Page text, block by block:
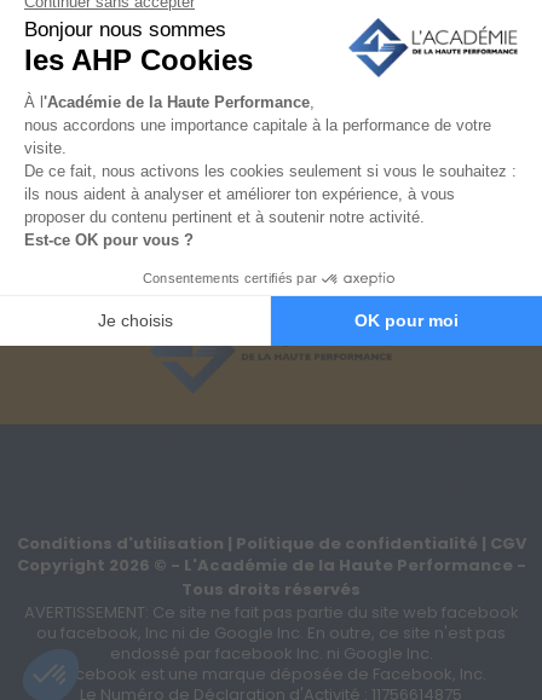
2 - Modes de paiement
Paiement 100% sécurisé
3 - Votre commande
Conditions d'utilisation | Politique de confidentialité | CGV
Copyright 2026 © - L'Académie de la Haute Performance -
Tous droits réservés
AVERTISSEMENT: Ce site ne fait pas partie du site web facebook
ou facebook, Inc ni de Google Inc. En outre, ce site n'est pas
endossé par facebook Inc. ni Google Inc.
Facebook est une marque déposée de Facebook, Inc.
Le Numéro de Déclaration d'Activité : 11756614875